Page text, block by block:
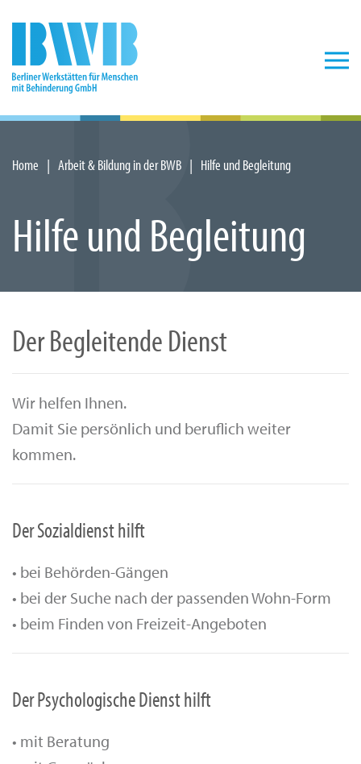
Zum Hauptinhalt springen
Home Arbeit & Bildung in der BWB Hilfe und Begleitung
Hilfe und Begleitung
Der Begleitende Dienst
Wir helfen Ihnen.
Damit Sie persönlich und beruflich weiter
kommen.
Der Sozialdienst hilft
• bei Behörden-Gängen
• bei der Suche nach der passenden Wohn-Form
• beim Finden von Freizeit-Angeboten
Der Psychologische Dienst hilft
• mit Beratung